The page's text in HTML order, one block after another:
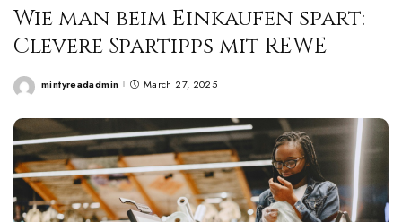
Wie man beim Einkaufen spart:
Clevere Spartipps mit REWE
Posted
mintyreadadmin March 27, 2025